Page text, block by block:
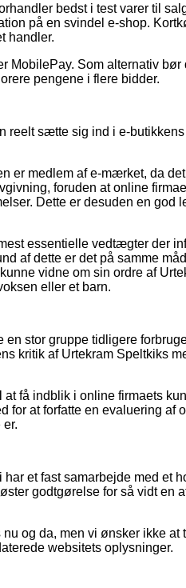
bedst i test varer til
på en svindel e-shop.
handler.
MobilePay. Som alternativ bør
pengene i flere bidder.
reelt sætte sig ind i e-
er medlem af e-mærket, da
foruden at online
Dette er desuden en god
essentielle vedtægter der
af dette er det på samme
vidne om sin ordre af
eller et barn.
stor gruppe tidligere
kritik af Urtekram Speltkiks
få indblik i online firmaets
for at forfatte en evaluering af
et fast samarbejde med et
godtgørelse for så vidt en
og da, men vi ønsker ikke at
websitets oplysninger.